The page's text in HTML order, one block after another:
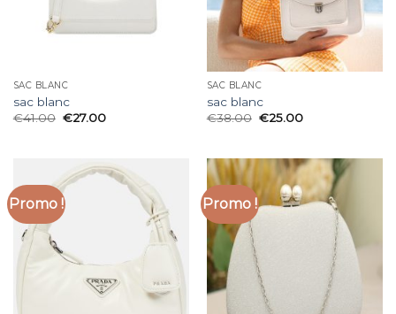
SAC BLANC
sac blanc
€41.00 €27.00
SAC BLANC
sac blanc
€38.00 €25.00
Promo ! Promo !